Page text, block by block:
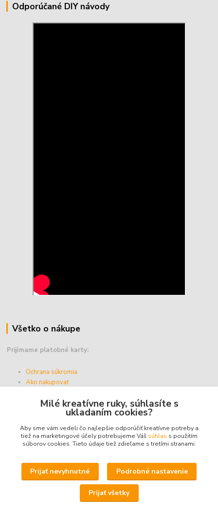
Odporúčané DIY návody
Všetko o nákupe
Prijímame platobné karty:
Ochrana súkromia
Ako nakupovať
Doprava a platba
Obchodné podmienky
Upravit sběr cookies.
© 2025 - ABZ Trio, s.r.o. - kreativneruky.sk, All Rights Reserved.
Icons made byFreepikfromwww.flaticon.com
Milé kreatívne ruky, súhlasíte s
ukladaním cookies?
Aby sme vám vedeli čo najlepšie odporúčiť kreatívne potreby a
tiež na marketingové účely potrebujeme Váš súhlas s použitím
súborov cookies. Tieto údaje tiež zdieľame s tretími stranami.
Prijať nevyhnutné Podrobné nastavenie
Prijať všetky